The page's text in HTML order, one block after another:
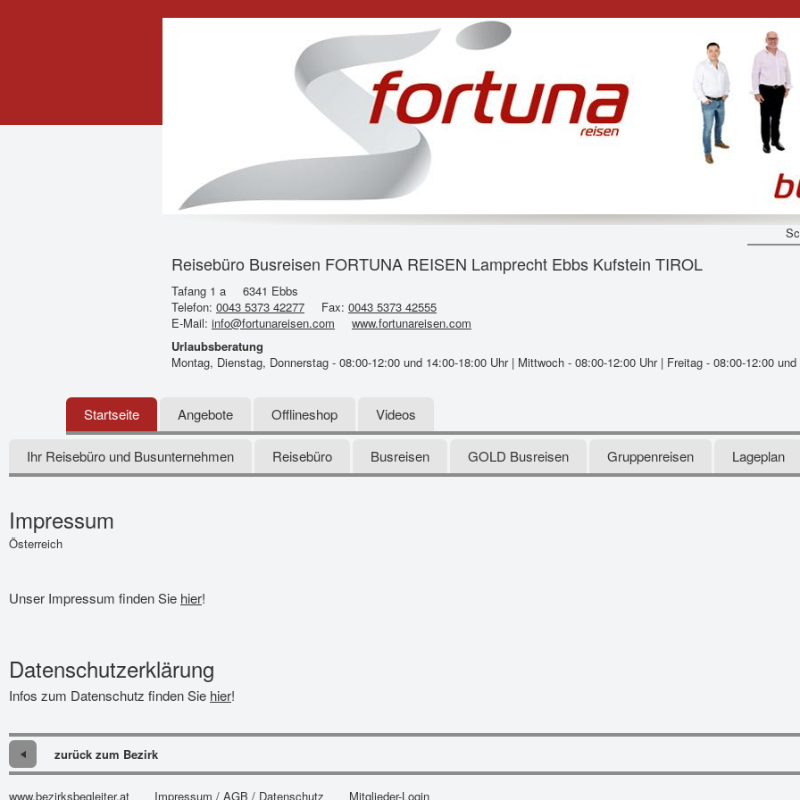
Reisebüro Busreisen FORTUNA REISEN Lamprecht Ebbs Kufstein TIROL
Tafang 1 a
6341 Ebbs
Telefon: 0043 5373 42277 Fax: 0043 5373 42555
E-Mail: info@fortunareisen.com
www.fortunareisen.com
Urlaubsberatung
Montag, Dienstag, Donnerstag - 08:00-12:00 und 14:00-18:00 Uhr | Mittwoch - 08:00-12:00 Uhr | Freitag - 08:00-12:00
Startseite Angebote Offlineshop Videos
Ihr Reisebüro und Busunternehmen Reisebüro Busreisen GOLD Busreisen Gruppenreisen Lageplan
Impressum
Österreich
Unser Impressum finden Sie hier!
Datenschutzerklärung
Infos zum Datenschutz finden Sie hier!
zurück zum Bezirk
www.bezirksbegleiter.at Impressum / AGB / Datenschutz Mitglieder-Login